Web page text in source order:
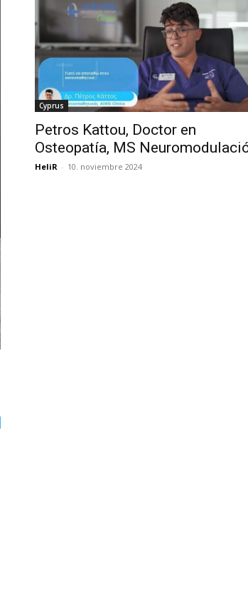
Cyprus
Petros Kattou, Doctor en
Osteopatía, MS
HeliR - 10. noviembre 2024